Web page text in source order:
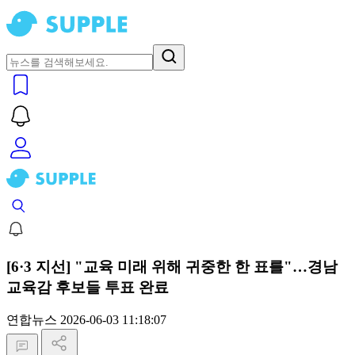
[6·3 지선] "교육 미래 위해 귀중한 한 표를"…경남
교육감 후보들 투표 완료
연합뉴스 2026-06-03 11:18:07